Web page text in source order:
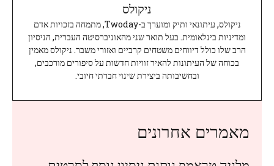
ניקולס
ניקולס, עיתונאי ותיק ומוערך ב-Twoday, מתמחה בזכויות אדם
ומדיניות בינלאומית. בעל תואר שני מהאוניברסיטה העברית, הניסיון
הרב שלו כולל דיווחים משטחים קרביים ואזורי משבר. ניקולס מאמין
בכוחה של העיתונות להאיר זוויות חדשות על סיפורים מורכבים,
ובחשיבותה ביצירת שינוי חברתי חיובי.
מאמרים אחרונים